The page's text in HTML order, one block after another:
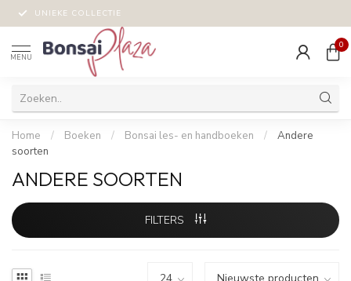
UNIEKE COLLECTIE
MENU
0
Home / Boeken / Bonsai les- en handboeken /
Andere
soorten
ANDERE SOORTEN
FILTERS